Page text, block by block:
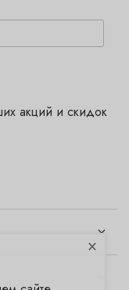
акций и скидок
×